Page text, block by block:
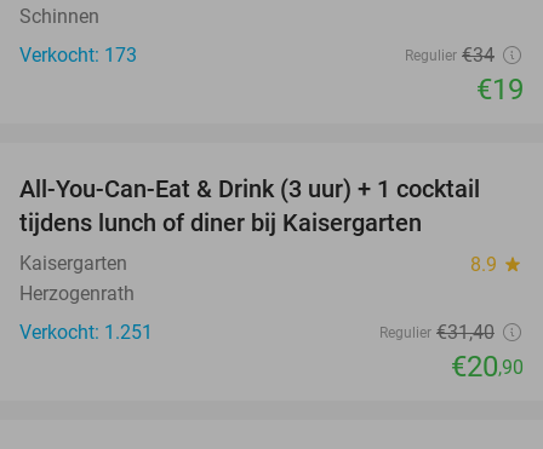
Schinnen
Verkocht: 173
Regulier €34
€19
33%
All-You-Can-Eat & Drink (3 uur) + 1 cocktail
tijdens lunch of diner bij Kaisergarten
Kaisergarten 8.9 star
Herzogenrath
Verkocht: 1.251
Regulier €31,40
€20,90